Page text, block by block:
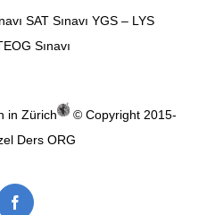
SAT Sınavı YGS – LYS
Sınavı
in Zürich
© Copyright 2015-
Ders ORG
Facebook